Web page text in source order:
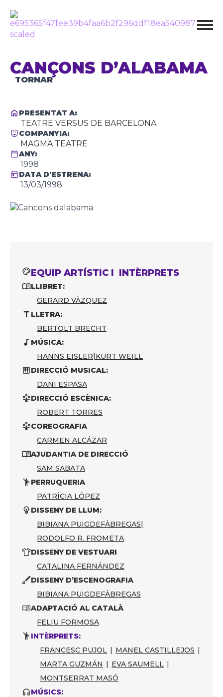
CANÇONS D’ALABAMA
TORNAR
PRESENTAT A:
TEATRE VERSUS DE BARCELONA
COMPANYIA:
MAGMA TEATRE
ANY:
1998
DATA D'ESTRENA:
13/03/1998
EQUIP ARTÍSTIC I INTÈRPRETS
LLIBRET:
GERARD VÀZQUEZ
LLETRA:
BERTOLT BRECHT
MÚSICA:
HANNS EISLER|KURT WEILL
DIRECCIÓ MUSICAL:
DANI ESPASA
DIRECCIÓ ESCÈNICA:
ROBERT TORRES
COREOGRAFIA
CARMEN ALCÁZAR
AJUDANTIA DE DIRECCIÓ
SAM SABATA
PERRUQUERIA
PATRÍCIA LÓPEZ
DISSENY DE LLUM:
BIBIANA PUIGDEFÀBREGAS|
RODOLFO R. FROMETA
DISSENY DE VESTUARI
CATALINA FERNÁNDEZ
DISSENY D’ESCENOGRAFIA
BIBIANA PUIGDEFÀBREGAS
ADAPTACIÓ AL CATALÀ
FELIU FORMOSA
INTÈRPRETS:
FRANCESC PUJOL | MANEL CASTILLEJOS |
MARTA GUZMÁN | EVA SAUMELL |
MONTSERRAT MASÓ
MÚSICS: